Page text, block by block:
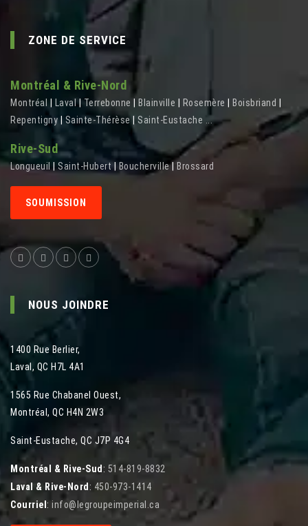
ZONE DE SERVICE
Montréal & Rive-Nord
Montréal Laval|Terrebonne Blainville Rosemère Boisbriand
Repentigny| Sainte-Thérèse Saint-Eustache ...
Rive-Sud
Longueuil Saint-Hubert Boucherville| Brossard
SOUMISSION
NOUS JOINDRE
1400 Rue Berlier,
Laval , QC H7L 4A1
1565 Rue Chabanel Ouest,
Montréal , QC H4N 2W3
Saint-Eustache, QC J7P 4G4
Montréal & Rive-Sud : 514-819-8832
Laval & Rive-Nord : 450-973-1414
Courriel : info@legroupeimperial.ca